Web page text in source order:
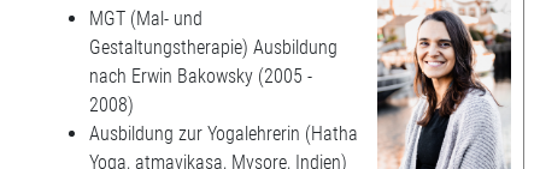
MGT (Mal- und
Gestaltungstherapie) Ausbildung
nach Erwin Bakowsky (2005 -
2008)
Ausbildung zur Yogalehrerin (Hatha
Yoga, atmavikasa, Mysore, Indien)